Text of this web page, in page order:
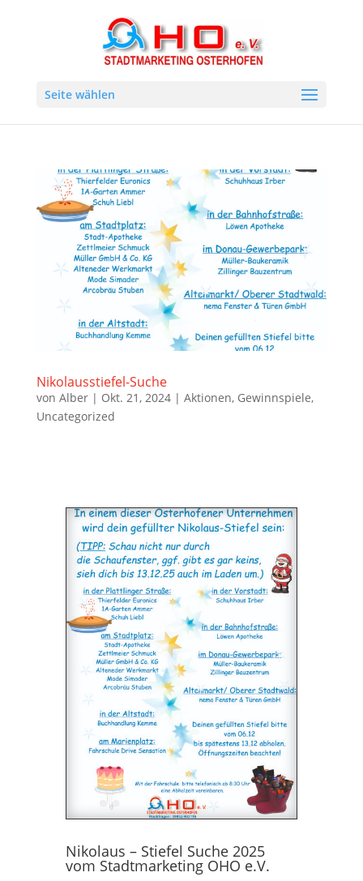
Seite wählen
Nikolausstiefel-Suche
von Alber| Okt. 21, 2024| Aktionen, Gewinnspiele,
Uncategorized
Nikolaus – Stiefel Suche 2025
vom Stadtmarketing OHO e.V.